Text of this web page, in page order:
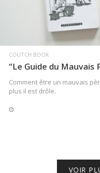
COUTCH BOOK
“Le Guide du Mauvais
Comment être un mauvais
plus il est drôle.
VOIR